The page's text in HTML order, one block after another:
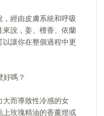
經由皮膚系統和呼吸
來說，姜、檀香、依蘭
讓你在整個過程中更
好嗎？
大而導致性冷感的女
玫瑰精油的香薰燈或